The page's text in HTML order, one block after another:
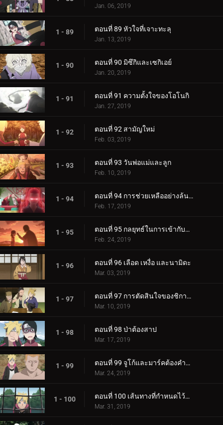
Jan. 06, 2019
1 - 89 ตอนที่ 89 หัวใจที่เจาะทะลุ
Jan. 13, 2019
1 - 90 ตอนที่ 90 มิซึกิและเซกิเอย์
Jan. 20, 2019
1 - 91 ตอนที่ 91 ความตั้งใจของโอโนกิ
Jan. 27, 2019
1 - 92 ตอนที่ 92 สามัญใหม่
Feb. 03, 2019
1 - 93 ตอนที่ 93 วันพ่อแม่และลูก
Feb. 10, 2019
1 - 94 ตอนที่ 94 การช่วยเหลืออย่างล้นหลาม! แข่งกิน!
Feb. 17, 2019
1 - 95 ตอนที่ 95 กลยุทธ์ในการเข้ากับลูกสาวของคุณ
Feb. 24, 2019
1 - 96 ตอนที่ 96 เลือด เหงื่อ และนามิดะ
Mar. 03, 2019
1 - 97 ตอนที่ 97 การตัดสินใจของชิกาได
Mar. 10, 2019
1 - 98 ตอนที่ 98 ป่าต้องสาป
Mar. 17, 2019
1 - 99 ตอนที่ 99 จูโก้และมาร์คต้องคำสาป
Mar. 24, 2019
1 - 100 ตอนที่ 100 เส้นทางที่กำหนดไว้ล่วงหน้า
Mar. 31, 2019